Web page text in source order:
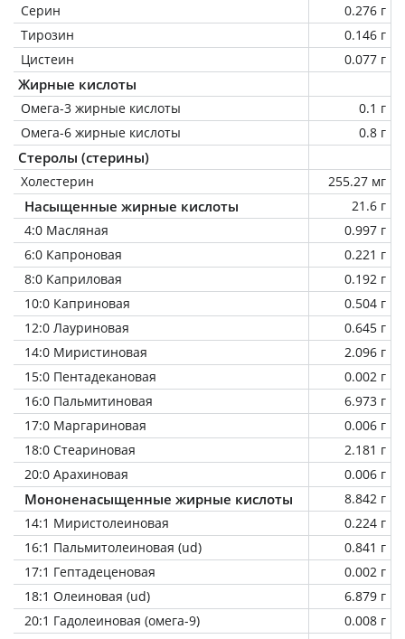
Серин
0.276 г
Тирозин
0.146 г
Цистеин
0.077 г
Жирные кислоты
Омега-3 жирные кислоты
0.1 г
Омега-6 жирные кислоты
0.8 г
Стеролы (стерины)
Холестерин 255.27 мг
Насыщенные жирные кислоты
21.6 г
4:0 Масляная
0.997 г
6:0 Капроновая
0.221 г
8:0 Каприловая
0.192 г
10:0 Каприновая
0.504 г
12:0 Лауриновая
0.645 г
14:0 Миристиновая
2.096 г
15:0 Пентадекановая
0.002 г
16:0 Пальмитиновая
6.973 г
17:0 Маргариновая
0.006 г
18:0 Стеариновая
2.181 г
20:0 Арахиновая
0.006 г
Мононенасыщенные жирные кислоты
8.842 г
14:1 Миристолеиновая
0.224 г
16:1 Пальмитолеиновая (ud)
0.841 г
17:1 Гептадеценовая
0.002 г
18:1 Олеиновая (ud)
6.879 г
20:1 Гадолеиновая (омега-9)
0.008 г